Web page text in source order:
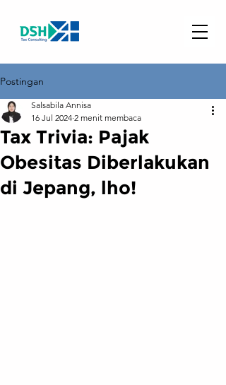
Postingan
Tax Trivia: Pajak
Obesitas Diberlakukan
di Jepang, lho!
Salsabila Annisa
16 Jul 2024 2 menit membaca